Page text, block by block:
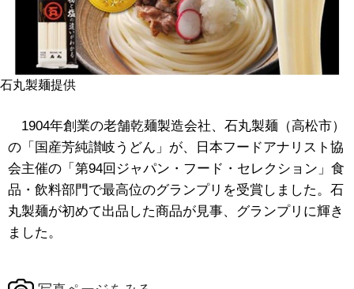
石丸製麺提供
1904年創業の老舗乾麺製造会社、石丸製麺（高松市）
の「国産芳純讃岐うどん」が、日本フードアナリスト協
会主催の「第94回ジャパン・フード・セレクション」食
品・飲料部門で最高位のグランプリを受賞しました。石
丸製麺が初めて出品した商品が見事、グランプリに輝き
ました。